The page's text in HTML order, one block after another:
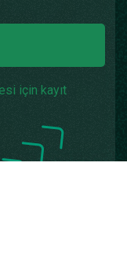
için kayıt